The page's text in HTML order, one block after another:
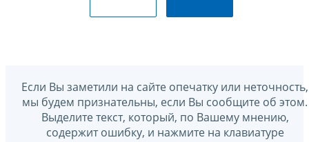
Если Вы заметили на сайте опечатку или неточность,
мы будем признательны, если Вы сообщите об этом.
Выделите текст, который, по Вашему мнению,
содержит ошибку, и нажмите на клавиатуре